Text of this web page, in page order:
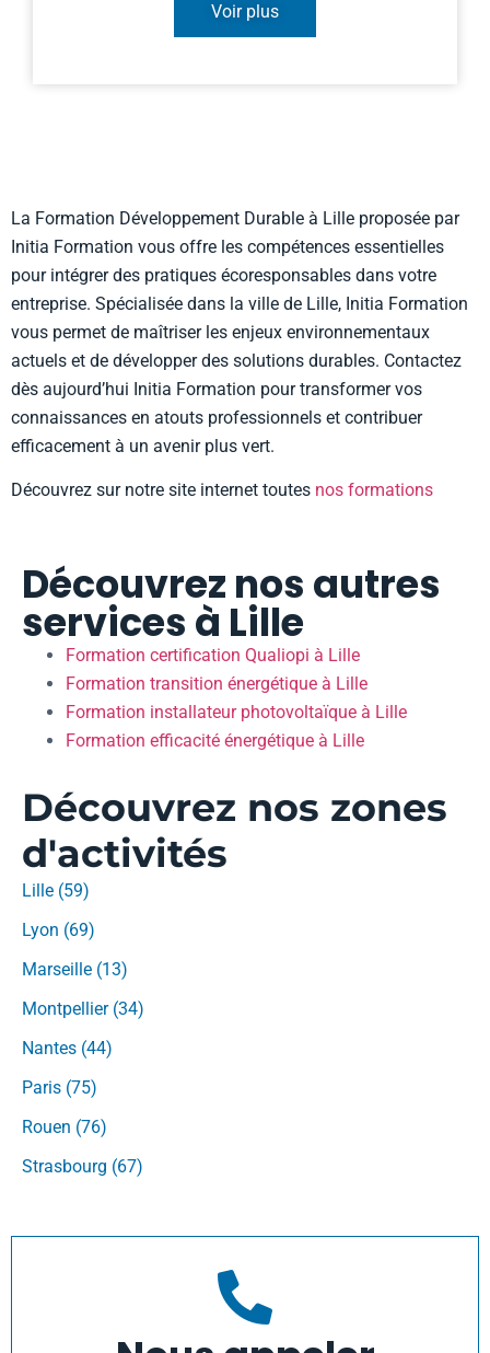
Voir plus
La Formation Développement Durable à Lille proposée par
Initia Formation vous offre les compétences essentielles
pour intégrer des pratiques écoresponsables dans votre
entreprise. Spécialisée dans la ville de Lille, Initia Formation
vous permet de maîtriser les enjeux environnementaux
actuels et de développer des solutions durables. Contactez
dès aujourd’hui Initia Formation pour transformer vos
connaissances en atouts professionnels et contribuer
efficacement à un avenir plus vert.
Découvrez sur notre site internet toutes nos formations
Découvrez nos autres
services à Lille
Formation certification Qualiopi à Lille
Formation transition énergétique à Lille
Formation installateur photovoltaïque à Lille
Formation efficacité énergétique à Lille
Découvrez nos zones
d'activités
Lille (59)
Lyon (69)
Marseille (13)
Montpellier (34)
Nantes (44)
Paris (75)
Rouen (76)
Strasbourg (67)